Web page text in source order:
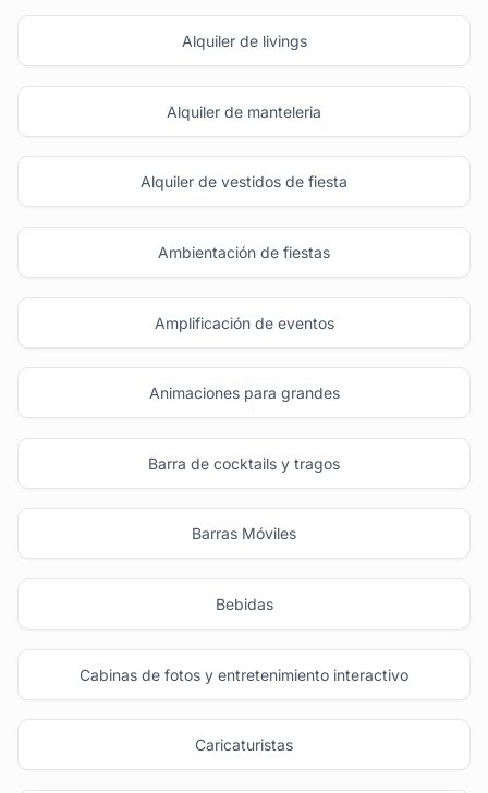
Alquiler de livings
Alquiler de manteleria
Alquiler de vestidos de fiesta
Ambientación de fiestas
Amplificación de eventos
Animaciones para grandes
Barra de cocktails y tragos
Barras Móviles
Bebidas
Cabinas de fotos y entretenimiento interactivo
Caricaturistas